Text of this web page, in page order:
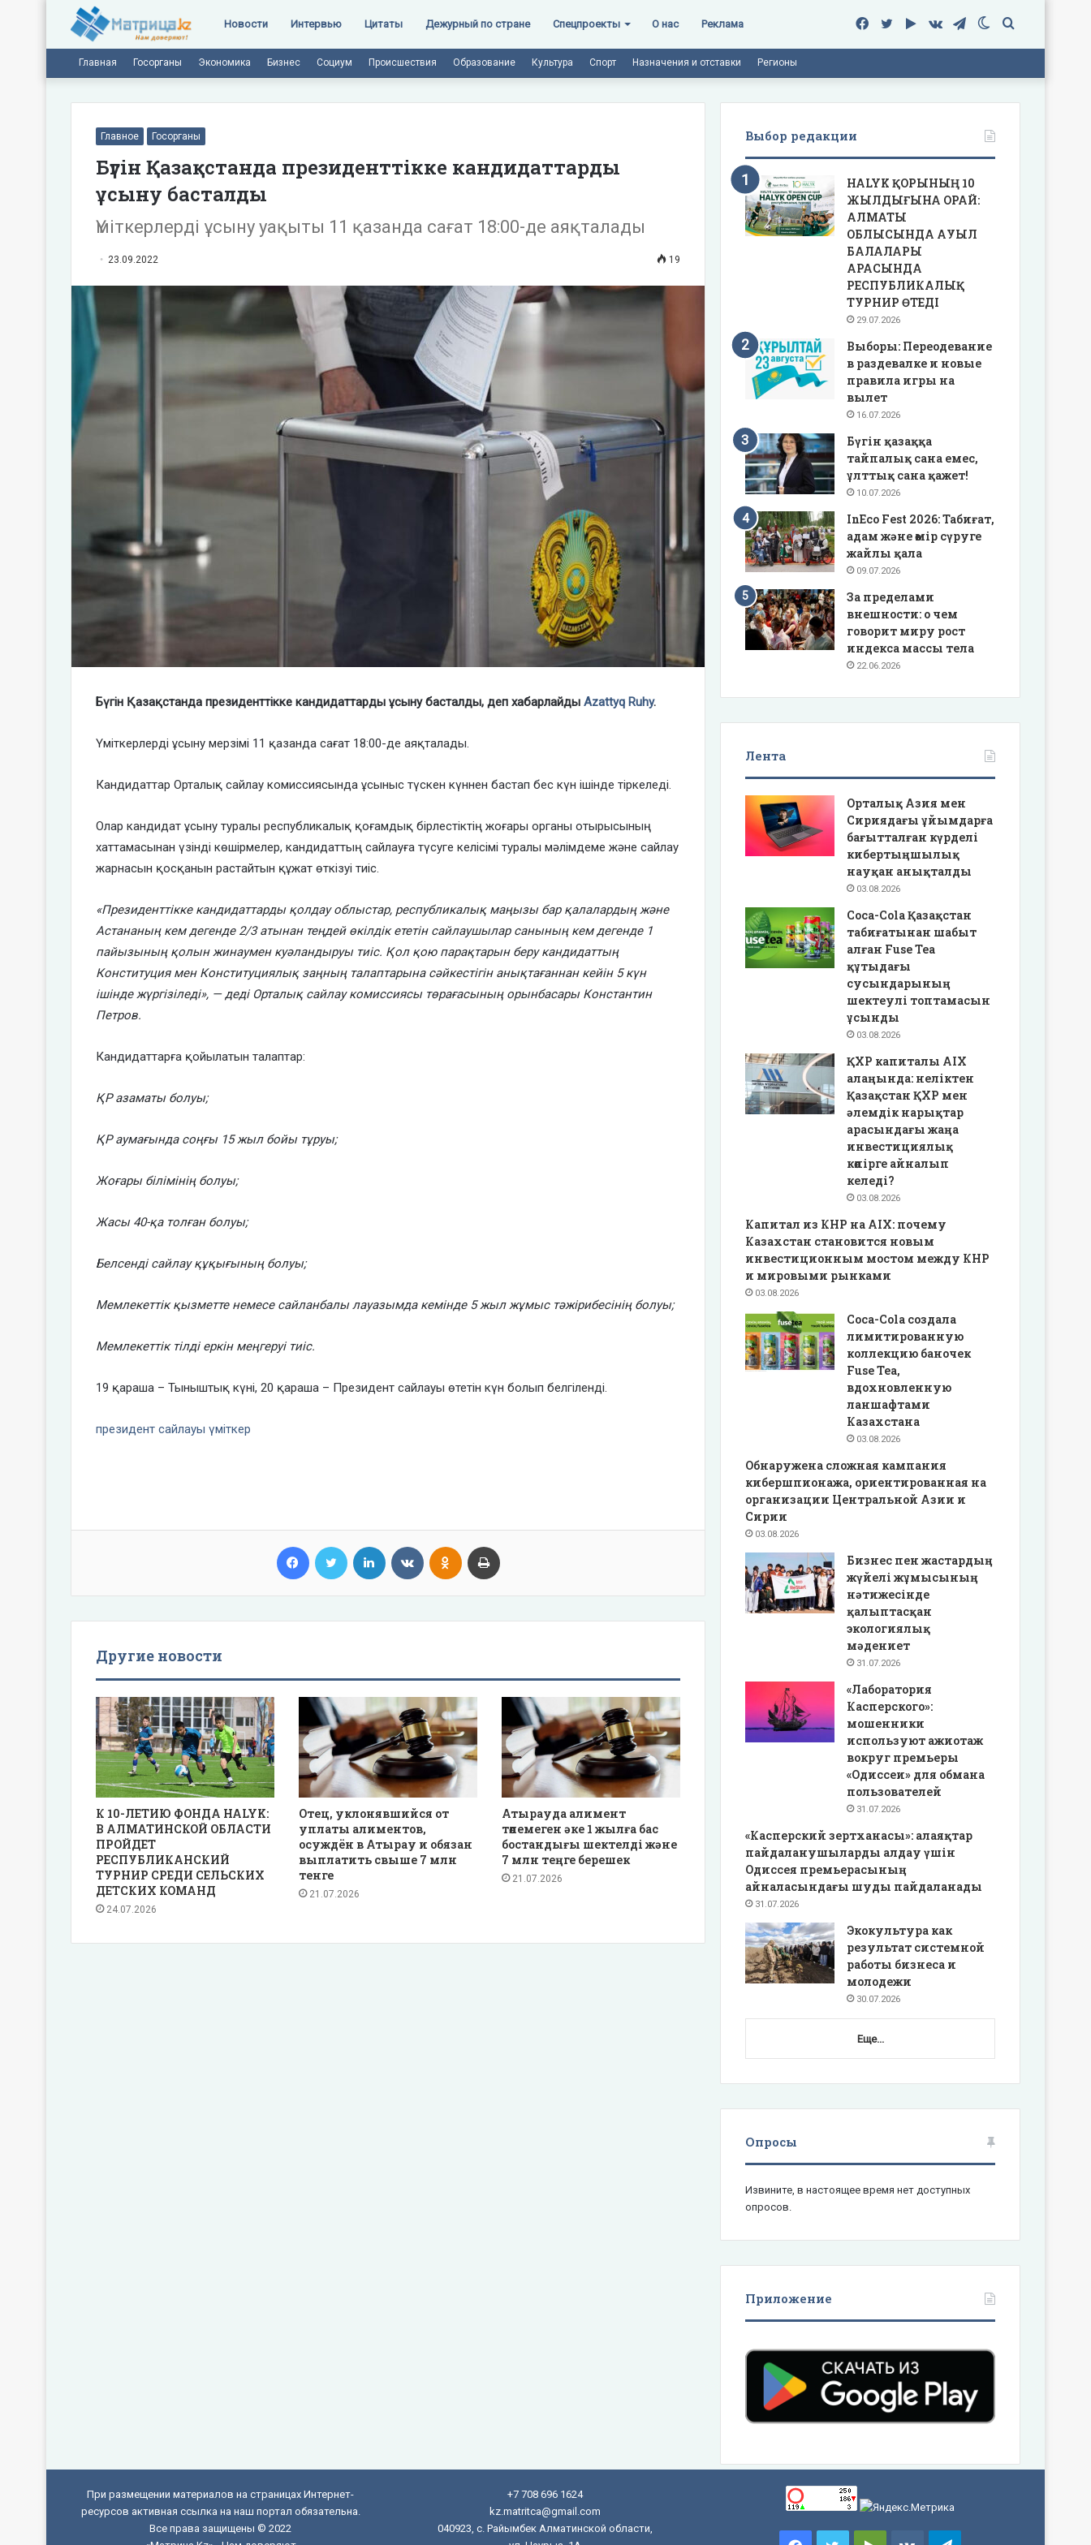
Новости Интервью Цитаты Дежурный по стране Спецпроекты О нас Реклама Поиск
Switch
Telegram
vk.com
Google
Twitter
Facebook
Главная Госорганы Экономика Бизнес Социум Происшествия Образование Культура Спорт Назначения и отставки Регионы
Главное Госорганы
Бүгін Қазақстанда президенттікке кандидаттарды
ұсыну басталды
Үміткерлерді ұсыну уақыты 11 қазанда сағат 18:00-де аяқталады
23.09.2022 19
Бүгін Қазақстанда президенттікке кандидаттарды ұсыну басталды, деп хабарлайды Azattyq Ruhy.
Үміткерлерді ұсыну мерзімі 11 қазанда сағат 18:00-де аяқталады.
Кандидаттар Орталық сайлау комиссиясында ұсыныс түскен күннен бастап бес күн ішінде тіркеледі.
Олар кандидат ұсыну туралы республикалық қоғамдық бірлестіктің жоғары органы отырысының
хаттамасынан үзінді көшірмелер, кандидаттың сайлауға түсуге келісімі туралы мәлімдеме және сайлау
жарнасын қосқанын растайтын құжат өткізуі тиіс.
«Президенттікке кандидаттарды қолдау облыстар, республикалық маңызы бар қалалардың және
Астананың кем дегенде 2/3 атынан теңдей өкілдік ететін сайлаушылар санының кем дегенде 1
пайызының қолын жинаумен куәландыруы тиіс. Қол қою парақтарын беру кандидаттың
Конституция мен Конституциялық заңның талаптарына сәйкестігін анықтағаннан кейін 5 күн
ішінде жүргізіледі», — деді Орталық сайлау комиссиясы төрағасының орынбасары Константин
Петров.
Кандидаттарға қойылатын талаптар:
ҚР азаматы болуы;
ҚР аумағында соңғы 15 жыл бойы тұруы;
Жоғары білімінің болуы;
Жасы 40-қа толған болуы;
Белсенді сайлау құқығының болуы;
Мемлекеттік қызметте немесе сайланбалы лауазымда кемінде 5 жыл жұмыс тәжірибесінің болуы;
Мемлекеттік тілді еркін меңгеруі тиіс.
19 қараша – Тыныштық күні, 20 қараша – Президент сайлауы өтетін күн болып белгіленді.
президент сайлауы үміткер
Facebook Twitter LinkedIn VKontakteOdnoklassniki
Другие новости
К 10-ЛЕТИЮ ФОНДА HALYK:
В АЛМАТИНСКОЙ ОБЛАСТИ
ПРОЙДЕТ
РЕСПУБЛИКАНСКИЙ
ТУРНИР СРЕДИ СЕЛЬСКИХ
ДЕТСКИХ КОМАНД
24.07.2026
Отец, уклонявшийся от
уплаты алиментов,
осуждён в Атырау и обязан
выплатить свыше 7 млн
тенге
21.07.2026
Атырауда алимент
төлемеген әке 1 жылға бас
бостандығы шектелді және
7 млн теңге берешек
21.07.2026
Выбор редакции
HALYK ҚОРЫНЫҢ 10
ЖЫЛДЫҒЫНА ОРАЙ:
АЛМАТЫ
ОБЛЫСЫНДА АУЫЛ
БАЛАЛАРЫ
АРАСЫНДА
РЕСПУБЛИКАЛЫҚ
ТУРНИР ӨТЕДІ
29.07.2026
Выборы: Переодевание
в раздевалке и новые
правила игры на
вылет
16.07.2026
Бүгін қазаққа
тайпалық сана емес,
ұлттық сана қажет!
10.07.2026
InEco Fest 2026: Табиғат,
адам және өмір сүруге
жайлы қала
09.07.2026
За пределами
внешности: о чем
говорит миру рост
индекса массы тела
22.06.2026
Лента
Орталық Азия мен
Сириядағы ұйымдарға
бағытталған күрделі
кибертыңшылық
науқан анықталды
03.08.2026
Coca-Cola Қазақстан
табиғатынан шабыт
алған Fuse Tea
құтыдағы
сусындарының
шектеулі топтамасын
ұсынды
03.08.2026
ҚХР капиталы AIX
алаңында: неліктен
Қазақстан ҚХР мен
әлемдік нарықтар
арасындағы жаңа
инвестициялық
көпірге айналып
келеді?
03.08.2026
Капитал из КНР на AIX: почему
Казахстан становится новым
инвестиционным мостом между КНР
и мировыми рынками
03.08.2026
Coca-Cola создала
лимитированную
коллекцию баночек
Fuse Tea,
вдохновленную
ланшафтами
Казахстана
03.08.2026
Обнаружена сложная кампания
кибершпионажа, ориентированная на
организации Центральной Азии и
Сирии
03.08.2026
Бизнес пен жастардың
жүйелі жұмысының
нәтижесінде
қалыптасқан
экологиялық
мәдениет
31.07.2026
«Лаборатория
Касперского»:
мошенники
используют ажиотаж
вокруг премьеры
«Одиссеи» для обмана
пользователей
31.07.2026
«Касперский зертханасы»: алаяқтар
пайдаланушыларды алдау үшін
Одиссея премьерасының
айналасындағы шуды пайдаланады
31.07.2026
Экокультура как
результат системной
работы бизнеса и
молодежи
30.07.2026
Еще...
Опросы
Извините, в настоящее время нет доступных
опросов.
Приложение
При размещении материалов на страницах Интернет-
ресурсов активная ссылка на наш портал обязательна.
Все права защищены © 2022
+7 708 696 1624
kz.matritca@gmail.com
040923, с. Райымбек Алматинской области,